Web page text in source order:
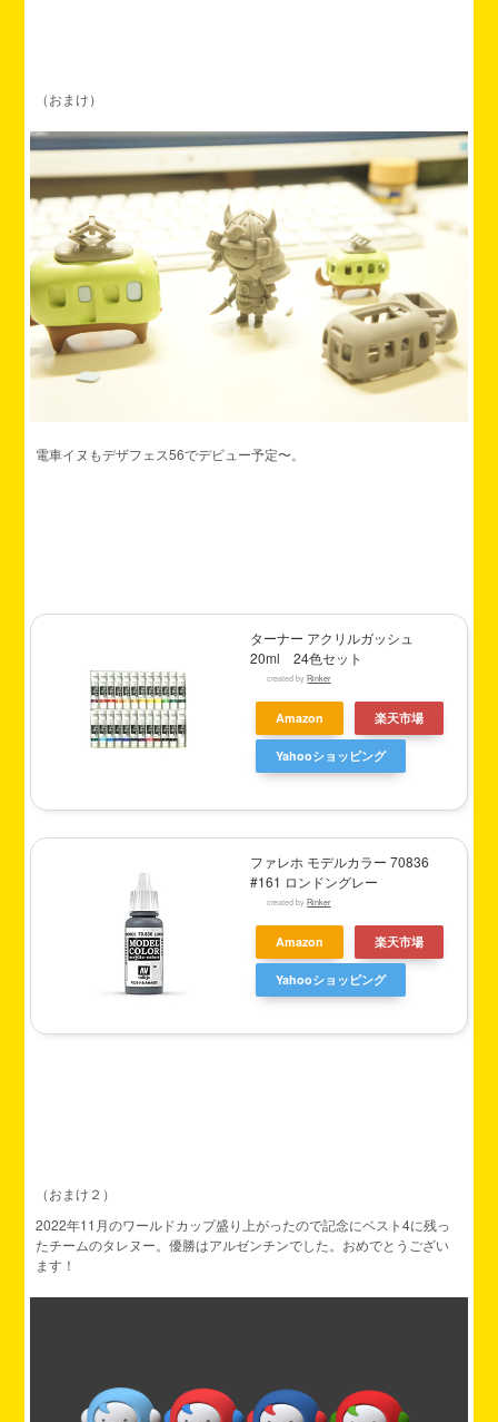
（おまけ）
電車イヌもデザフェス56でデビュー予定〜。
ターナー アクリルガッシュ
20ml 24色セット
created byRinker
Amazon 楽天市場
Yahooショッピング
ファレホ モデルカラー 70836
#161 ロンドングレー
created byRinker
Amazon 楽天市場
Yahooショッピング
（おまけ２）
2022年11月のワールドカップ盛り上がったので記念にベスト4に残っ
たチームのタレヌー。優勝はアルゼンチンでした。おめでとうござい
ます！